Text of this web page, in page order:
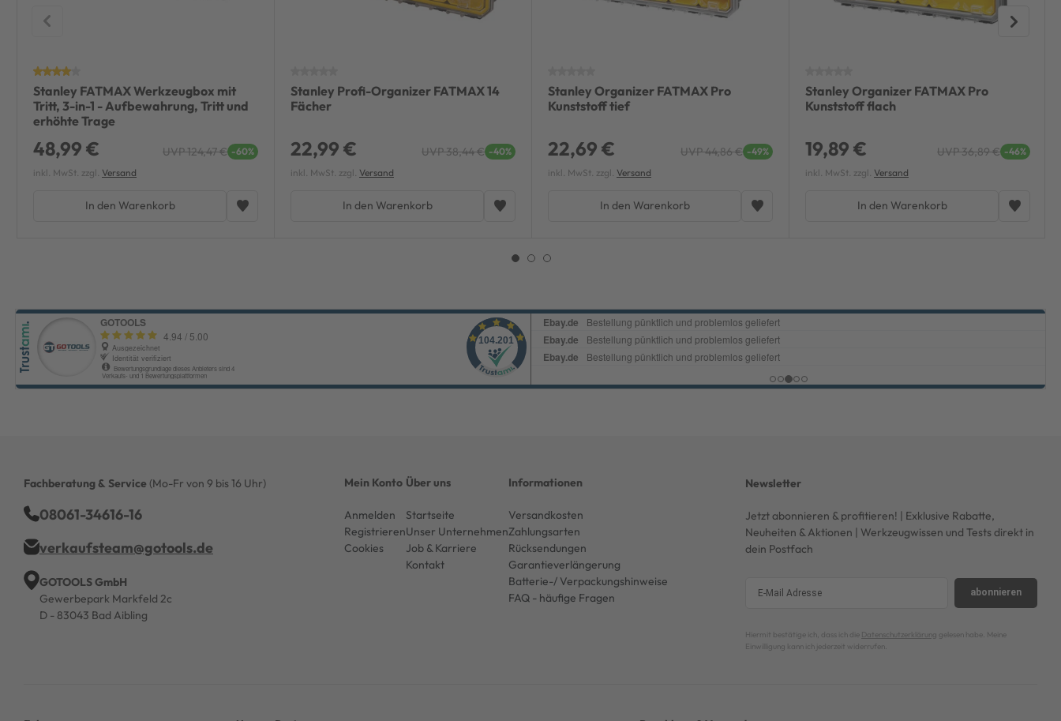
Stanley FATMAX Werkzeugbox mit
Tritt, 3-in-1 - Aufbewahrung, Tritt und
erhöhte Trage
48,99 € UVP 124,47 € -60%
inkl. MwSt. zzgl. Versand
In den Warenkorb
Stanley Profi-Organizer FATMAX 14
Fächer
22,99 € UVP 38,44 € -40%
inkl. MwSt. zzgl. Versand
In den Warenkorb
Stanley Organizer FATMAX Pro
Kunststoff tief
22,69 € UVP 44,86 € -49%
inkl. MwSt. zzgl. Versand
In den Warenkorb
Stanley Organizer FATMAX Pro
Kunststoff flach
19,89 € UVP 36,89 € -46%
inkl. MwSt. zzgl. Versand
In den Warenkorb
Fachberatung & Service (Mo-Fr von 9 bis 16 Uhr)
08061-34616-16
verkaufsteam@gotools.de
GOTOOLS GmbH
Gewerbepark Markfeld 2c
D - 83043 Bad Aibling
Mein Konto
Anmelden
Registrieren
Cookies
Über uns
Startseite
Unser Unternehmen
Job & Karriere
Kontakt
Informationen
Versandkosten
Zahlungsarten
Rücksendungen
Garantieverlängerung
Batterie-/ Verpackungshinweise
FAQ - häufige Fragen
Newsletter
Jetzt abonnieren & profitieren! | Exklusive Rabatte,
Neuheiten & Aktionen | Werkzeugwissen und Tests direkt in
dein Postfach
abonnieren
Hiermit bestätige ich, dass ich die Datenschutzerklärung gelesen habe. Meine
Einwilligung kann ich jederzeit widerrufen.